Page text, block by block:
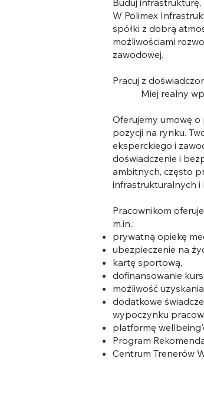
Buduj
W Polimex
spółki z dobrą
możliwościami
zawodowej.
Pracuj z
Miej realny
Oferujemy umowę o
pozycji na rynku.
eksperckiego i
doświadczenie i
ambitnych, często
infrastrukturalnych
Pracownikom
m.in.:
prywatną opiekę
ubezpieczenie na
kartę sportową,
dofinansowanie
możliwość
dodatkowe
wypoczynku
platformę
Program
Centrum Trenerów